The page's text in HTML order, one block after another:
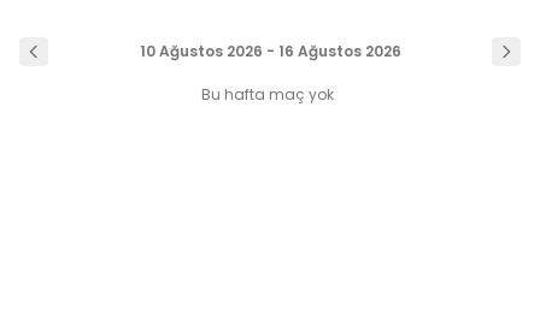
10 Ağustos 2026 - 16 Ağustos 2026
Bu hafta maç yok